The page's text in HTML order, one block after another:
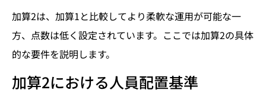
加算2は、加算1と比較してより柔軟な運用が可能な一
方、点数は低く設定されています。ここでは加算2の具体
的な要件を説明します。
加算2における人員配置基準